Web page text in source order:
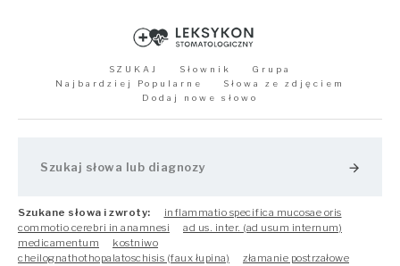
SZUKAJ Słownik
Grupa
Najbardziej Popularne
Słowa ze zdjęciem
Dodaj nowe słowo
arrow_forward
Szukane słowa i zwroty:
inflammatio specifica mucosae oris
commotio cerebri in anamnesi
ad us. inter. (ad usum internum)
medicamentum
kostniwo
cheilognathothopalatoschisis (faux łupina)
złamanie postrzałowe